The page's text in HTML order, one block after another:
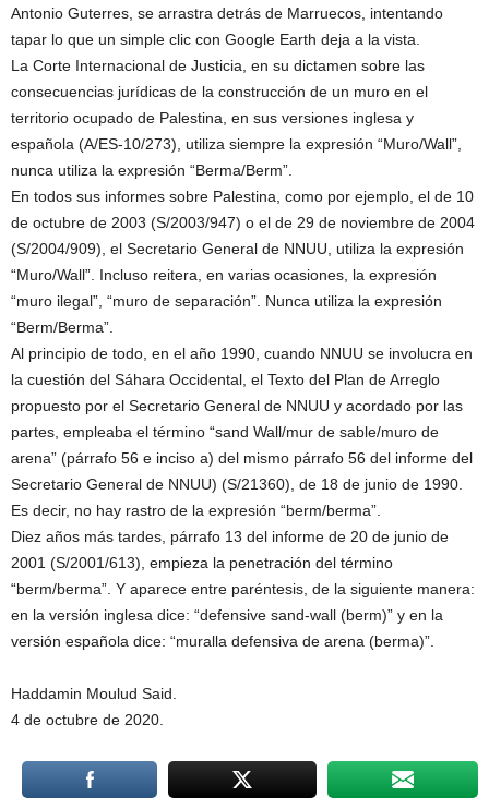
Antonio Guterres, se arrastra detrás de Marruecos, intentando
tapar lo que un simple clic con Google Earth deja a la vista.
La Corte Internacional de Justicia, en su dictamen sobre las
consecuencias jurídicas de la construcción de un muro en el
territorio ocupado de Palestina, en sus versiones inglesa y
española (A/ES-10/273), utiliza siempre la expresión “Muro/Wall”,
nunca utiliza la expresión “Berma/Berm”.
En todos sus informes sobre Palestina, como por ejemplo, el de 10
de octubre de 2003 (S/2003/947) o el de 29 de noviembre de 2004
(S/2004/909), el Secretario General de NNUU, utiliza la expresión
“Muro/Wall”. Incluso reitera, en varias ocasiones, la expresión
“muro ilegal”, “muro de separación”. Nunca utiliza la expresión
“Berm/Berma”.
Al principio de todo, en el año 1990, cuando NNUU se involucra en
la cuestión del Sáhara Occidental, el Texto del Plan de Arreglo
propuesto por el Secretario General de NNUU y acordado por las
partes, empleaba el término “sand Wall/mur de sable/muro de
arena” (párrafo 56 e inciso a) del mismo párrafo 56 del informe del
Secretario General de NNUU) (S/21360), de 18 de junio de 1990.
Es decir, no hay rastro de la expresión “berm/berma”.
Diez años más tardes, párrafo 13 del informe de 20 de junio de
2001 (S/2001/613), empieza la penetración del término
“berm/berma”. Y aparece entre paréntesis, de la siguiente manera:
en la versión inglesa dice: “defensive sand-wall (berm)” y en la
versión española dice: “muralla defensiva de arena (berma)”.
Haddamin Moulud Said.
4 de octubre de 2020.